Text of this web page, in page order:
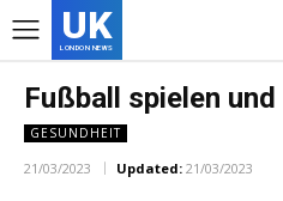
UK
LONDON NEWS
Fußball spielen
GESUNDHEIT
21/03/2023 Updated: 21/03/2023